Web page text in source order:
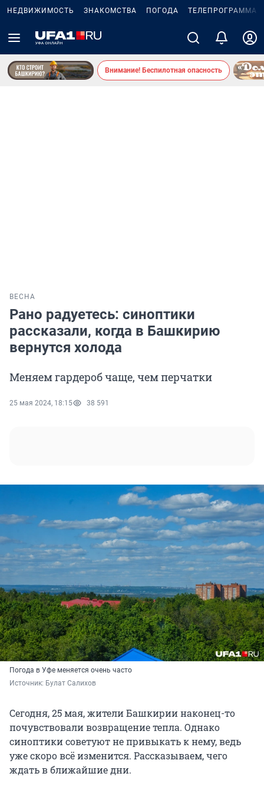
НЕДВИЖИМОСТЬ ЗНАКОМСТВА ПОГОДА ТЕЛЕПРОГРАММА
Внимание! Беспилотная опасность
ВЕСНА
Рано радуетесь: синоптики
рассказали, когда в Башкирию
вернутся холода
Меняем гардероб чаще, чем перчатки
25 мая 2024, 18:15 38 591
Погода в Уфе меняется очень часто
Источник: Булат Салихов
Сегодня, 25 мая, жители Башкирии наконец-то
почувствовали возвращение тепла. Однако
синоптики советуют не привыкать к нему, ведь
уже скоро всё изменится. Рассказываем, чего
ждать в ближайшие дни.